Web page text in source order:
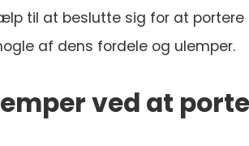
til at beslutte sig for at
af dens fordele og ulemper.
ved at